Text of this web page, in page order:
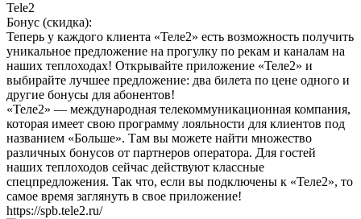
Tele2
Бонус (скидка):
Теперь у каждого клиента «Теле2» есть возможность получить
уникальное предложение на прогулку по рекам и каналам на
наших теплоходах! Открывайте приложение «Теле2» и
выбирайте лучшее предложение: два билета по цене одного и
другие бонусы для абонентов!
«Теле2» — международная телекоммуникационная компания,
которая имеет свою программу лояльности для клиентов под
названием «Больше». Там вы можете найти множество
различных бонусов от партнеров оператора. Для гостей
наших теплоходов сейчас действуют классные
спецпредложения. Так что, если вы подключены к «Теле2», то
самое время заглянуть в свое приложение!
https://spb.tele2.ru/